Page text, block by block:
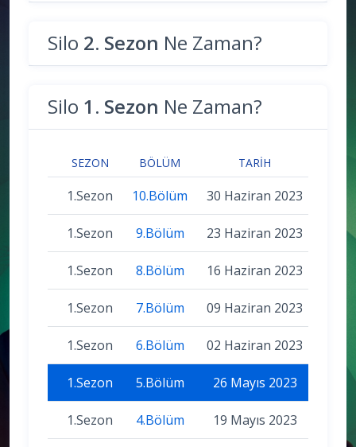
Silo 2. Sezon Ne Zaman?
Silo 1. Sezon Ne Zaman?
SEZON BÖLÜM TARIH
1.Sezon 10.Bölüm 30 Haziran 2023
1.Sezon 9.Bölüm 23 Haziran 2023
1.Sezon 8.Bölüm 16 Haziran 2023
1.Sezon 7.Bölüm 09 Haziran 2023
1.Sezon 6.Bölüm 02 Haziran 2023
1.Sezon 5.Bölüm 26 Mayıs 2023
1.Sezon 4.Bölüm 19 Mayıs 2023